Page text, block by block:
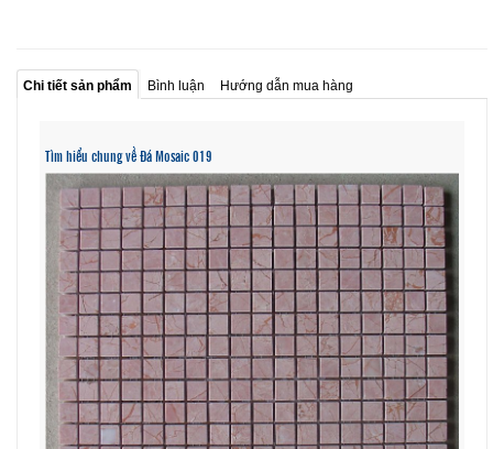
Chi tiết sản phẩm Bình luận Hướng dẫn mua hàng
Tìm hiểu chung về Đá Mosaic 019